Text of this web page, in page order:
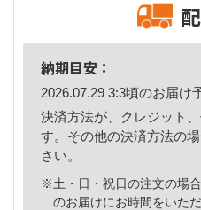
納期目安：
2026.07.29 3:3頃のお届け
決済方法が、クレジット
す。その他の決済方法の
さい。
※土・日・祝日の注文の場
のお届けにお時間をいた